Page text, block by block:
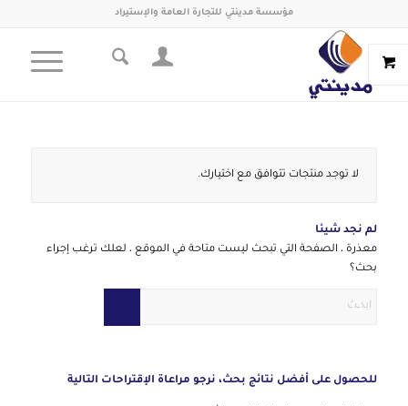
مؤسسة مدينتي للتجارة العامة والإستيراد
لا توجد منتجات تتوافق مع اختيارك.
لم نجد شيئا
معذرة ، الصفحة التي تبحث ليست متاحة في الموقع ، لعلك ترغب إجراء
بحث؟
للحصول على أفضل نتائج بحث، نرجو مراعاة الإقتراحات التالية